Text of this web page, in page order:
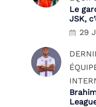
Le
JSK,
29